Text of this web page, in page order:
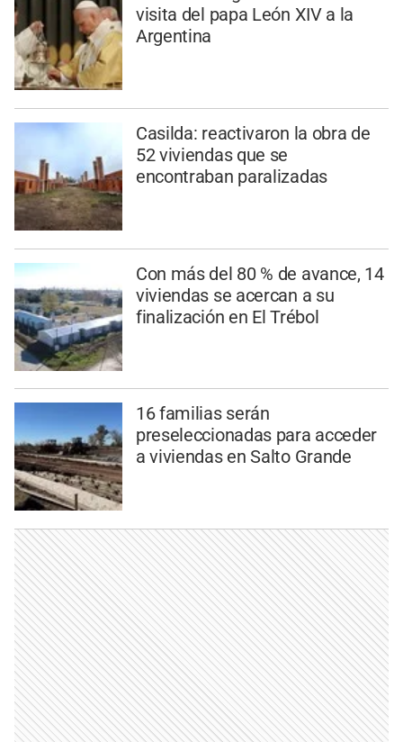
visita del papa León XIV a la
Argentina
Casilda: reactivaron la obra de
52 viviendas que se
encontraban paralizadas
Con más del 80 % de avance, 14
viviendas se acercan a su
finalización en El Trébol
16 familias serán
preseleccionadas para acceder
a viviendas en Salto Grande